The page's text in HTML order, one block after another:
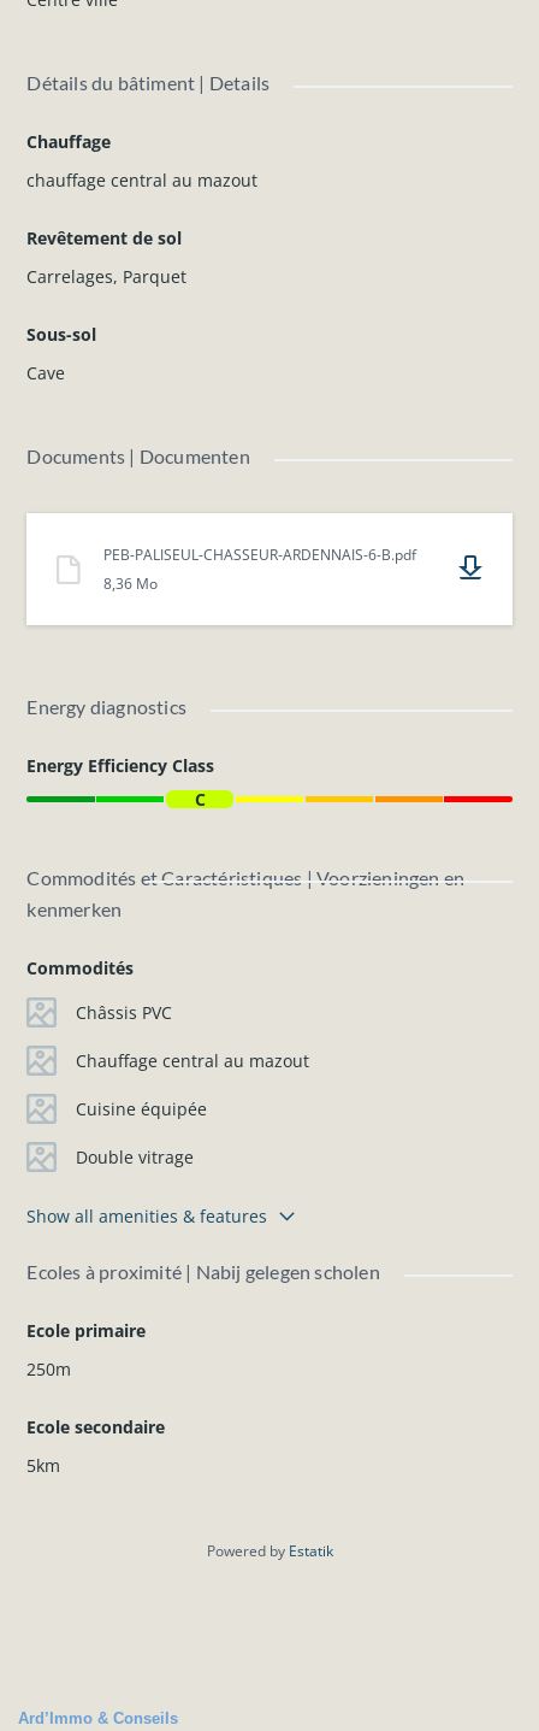
Détails du bâtiment | Details
Chauffage
chauffage central au mazout
Revêtement de sol
Carrelages, Parquet
Sous-sol
Cave
Documents | Documenten
PEB-PALISEUL-CHASSEUR-ARDENNAIS-6-B.pdf
8,36 Mo
Energy diagnostics
Energy Efficiency Class
C
Commodités et Caractéristiques | Voorzieningen en
kenmerken
Commodités
Châssis PVC
Chauffage central au mazout
Cuisine équipée
Double vitrage
Show all amenities & features
Ecoles à proximité | Nabij gelegen scholen
Ecole primaire
250m
Ecole secondaire
5km
Powered by Estatik
Ard’Immo & Conseils